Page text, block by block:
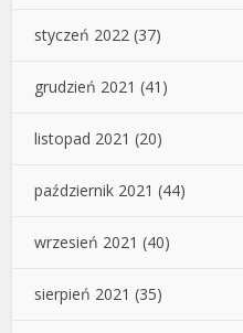
styczeń 2022 (37)
grudzień 2021 (41)
listopad 2021 (20)
październik 2021 (44)
wrzesień 2021 (40)
sierpień 2021 (35)